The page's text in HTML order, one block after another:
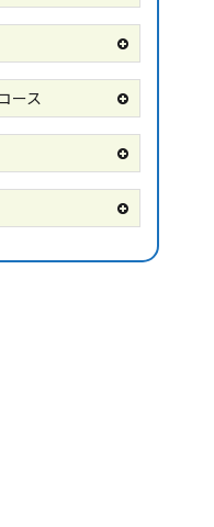
ース